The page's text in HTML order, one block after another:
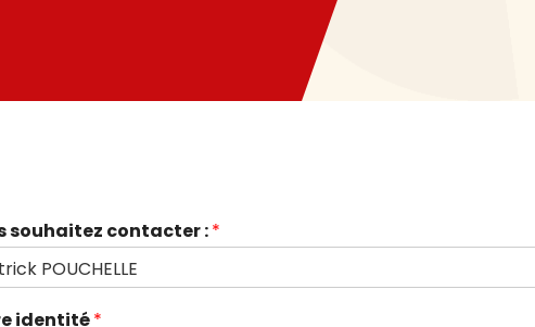
souhaitez contacter :*
identité*